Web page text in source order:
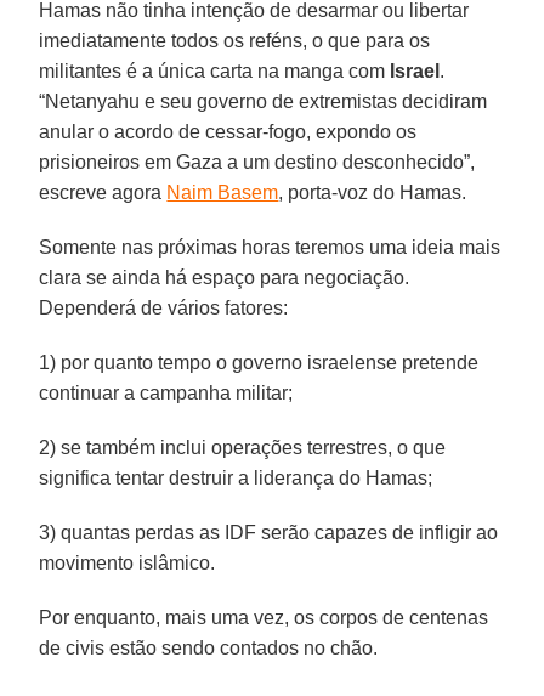
Hamas não tinha intenção de desarmar ou libertar
imediatamente todos os reféns, o que para os
militantes é a única carta na manga com Israel .
“Netanyahu e seu governo de extremistas decidiram
anular o acordo de cessar-fogo, expondo os
prisioneiros em Gaza a um destino desconhecido”,
escreve agora Naim Basem, porta-voz do Hamas.
Somente nas próximas horas teremos uma ideia mais
clara se ainda há espaço para negociação.
Dependerá de vários fatores:
1) por quanto tempo o governo israelense pretende
continuar a campanha militar;
2) se também inclui operações terrestres, o que
significa tentar destruir a liderança do Hamas;
3) quantas perdas as IDF serão capazes de infligir ao
movimento islâmico.
Por enquanto, mais uma vez, os corpos de centenas
de civis estão sendo contados no chão.